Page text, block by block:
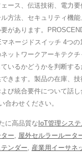
ェース、伝送技術、電力
方法、セキュリティ機
があります。
ネージドスイッチ 4つ
ットワークアーキテク
いるかどうかを判断す
きます。製品の在庫、
び統合要件について話し
合わせください。
に高品質な IoT管理システ
ー, 屋外セルラールータ
ンダー, 産業用イーサネ